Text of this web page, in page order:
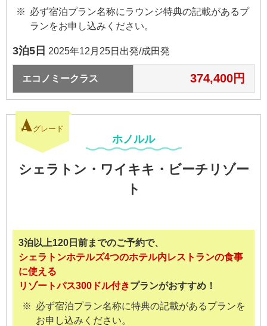
必ず宿泊プラン名称にラウンジ特典の記載があるプ
ランをお申し込みください。
3泊5日 2025年12月25日出発/成田発
エコノミークラス 374,400円
A グレード
ホノルル
シェラトン・ワイキキ・ ビーチリゾー
ト
3泊以上120日前までのご予約で、
シェラトンホテルズ4つのホテル内レストランの食事
に使える
リゾートパス300ドル付きプランがおすすめ！
必ず宿泊プラン名称に特典の記載があるプランを
お申し込みください。